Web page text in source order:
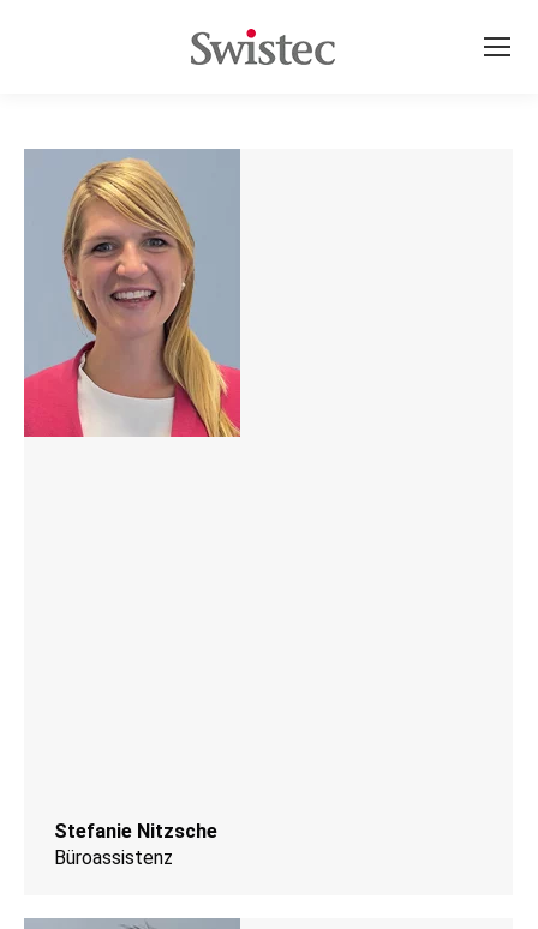
Stefanie Nitzsche
Büroassistenz